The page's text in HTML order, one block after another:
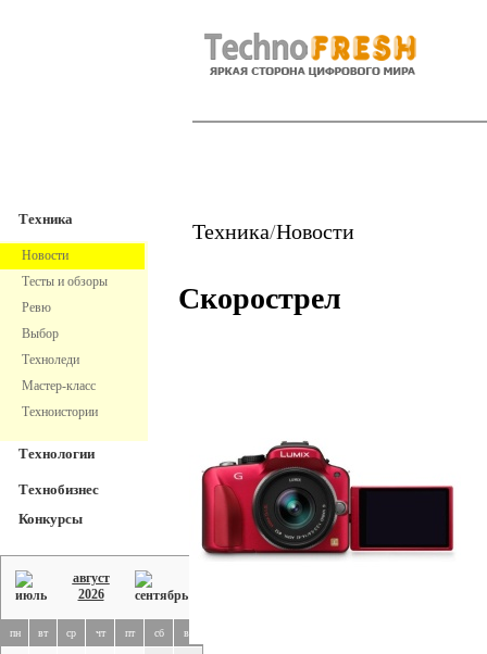
Техника
Новости
Тесты и обзоры
Ревю
Выбор
Техноледи
Мастер-класс
Техноистории
Технологии
Технобизнес
Конкурсы
август
2026
пн вт ср чт пт сб вс
Техника/Новости
Скорострел